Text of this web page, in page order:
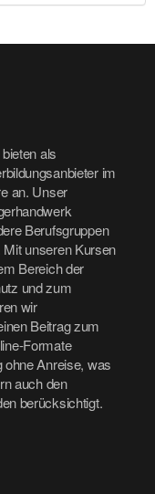
als
im
an. Unser
Berufsgruppen
unseren Kursen
Bereich der
und zum
wir
Beitrag zum
Formate
ohne Anreise, was
auch den
berücksichtigt.